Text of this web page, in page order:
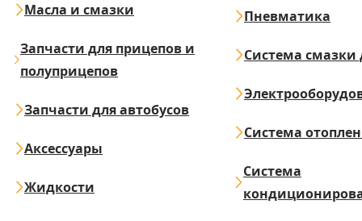
Масла и смазки
Запчасти для прицепов и
полуприцепов
Запчасти для автобусов
Аксессуары
Жидкости
Пневматика
Система смазки
Система
Система